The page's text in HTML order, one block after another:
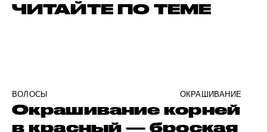
ЧИТАЙТЕ ПО ТЕМЕ
ВОЛОСЫ ОКРАШИВАНИЕ
Окрашивание корней
в красный — броская